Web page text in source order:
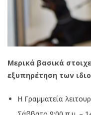
Μερικά βασικά
εξυπηρέτηση των
Η Γραμματεία